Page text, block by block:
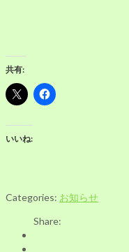
共有:
いいね:
Categories: お知らせ
Share: